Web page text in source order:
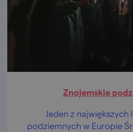
Znojemskie
Jeden z największych
podziemnych w Europie